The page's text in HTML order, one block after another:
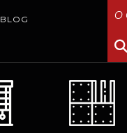
BLOG